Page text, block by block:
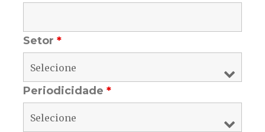
Setor*
Periodicidade*